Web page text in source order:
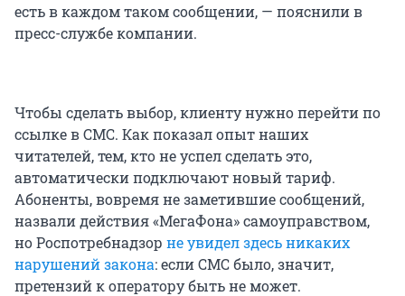
есть в каждом таком сообщении, — пояснили в
пресс-службе компании.
Чтобы сделать выбор, клиенту нужно перейти по
ссылке в СМС. Как показал опыт наших
читателей, тем, кто не успел сделать это,
автоматически подключают новый тариф.
Абоненты, вовремя не заметившие сообщений,
назвали действия «МегаФона» самоуправством,
но Роспотребнадзор не увидел здесь никаких
нарушений закона: если СМС было, значит,
претензий к оператору быть не может.